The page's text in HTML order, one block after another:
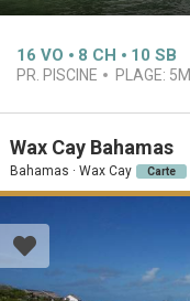
16 VO 8 CH 10 SB
PR. PISCINE PLAGE: 5M
Wax Cay Bahamas
Bahamas · Wax Cay Carte